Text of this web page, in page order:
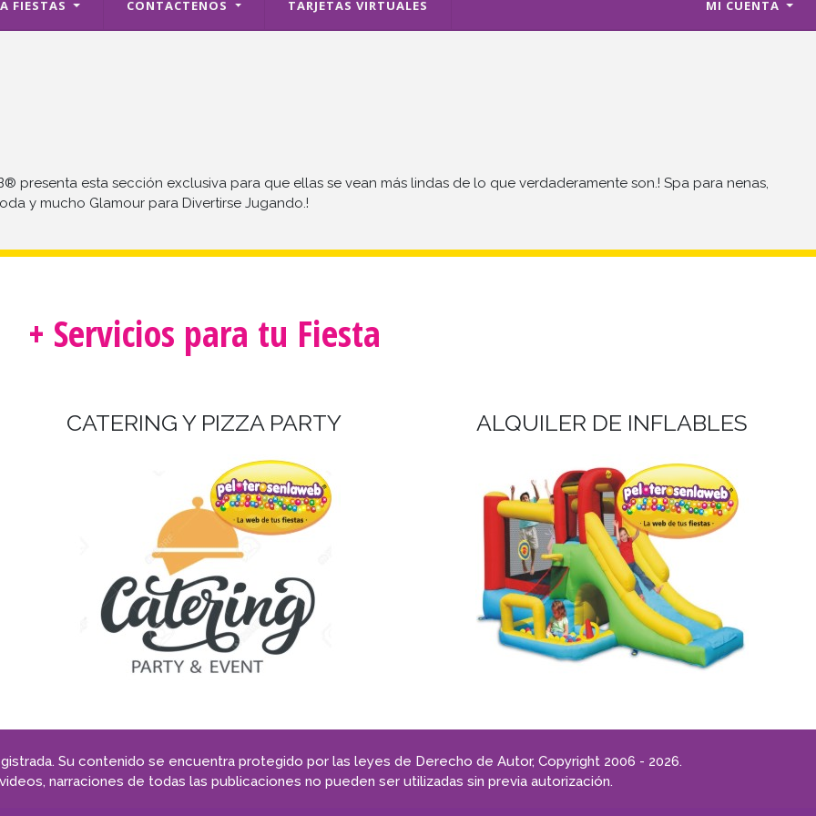
FIESTAS CONTACTENOS TARJETAS VIRTUALES MI CUENTA
presenta esta sección exclusiva para que ellas se vean más lindas de lo que verdaderamente son.! Spa para nenas,
y mucho Glamour para Divertirse Jugando.!
+ Servicios para tu Fiesta
CATERING Y PIZZA PARTY ALQUILER DE INFLABLES
Su contenido se encuentra protegido por las leyes de Derecho de Autor, Copyright 2006 - 2026.
narraciones de todas las publicaciones no pueden ser utilizadas sin previa autorización.